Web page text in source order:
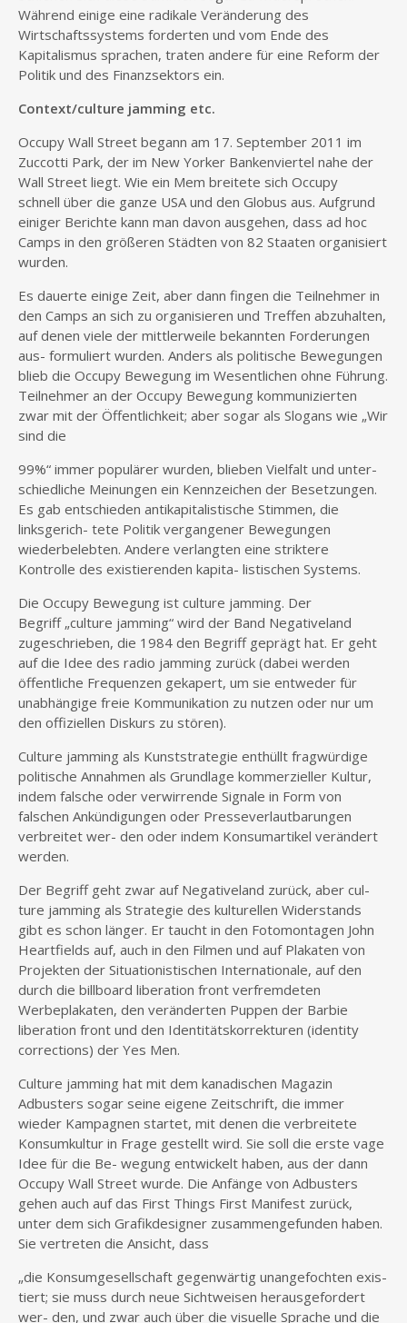
Während einige eine radikale Veränderung des
Wirtschaftssystems forderten und vom Ende des
Kapitalismus sprachen, traten andere für eine Reform der
Politik und des Finanzsektors ein.
Context/culture jamming etc.
Occupy Wall Street begann am 17. September 2011 im
Zuccotti Park, der im New Yorker Bankenviertel nahe der
Wall Street liegt. Wie ein Mem breitete sich Occupy
schnell über die ganze USA und den Globus aus. Aufgrund
einiger Berichte kann man davon ausgehen, dass ad hoc
Camps in den größeren Städten von 82 Staaten organisiert
wurden.
Es dauerte einige Zeit, aber dann fingen die Teilnehmer in
den Camps an sich zu organisieren und Treffen abzuhalten,
auf denen viele der mittlerweile bekannten Forderungen
aus- formuliert wurden. Anders als politische Bewegungen
blieb die Occupy Bewegung im Wesentlichen ohne Führung.
Teilnehmer an der Occupy Bewegung kommunizierten
zwar mit der Öffentlichkeit; aber sogar als Slogans wie „Wir
sind die
99%“ immer populärer wurden, blieben Vielfalt und unter-
schiedliche Meinungen ein Kennzeichen der Besetzungen.
Es gab entschieden antikapitalistische Stimmen, die
linksgerich- tete Politik vergangener Bewegungen
wiederbelebten. Andere verlangten eine striktere
Kontrolle des existierenden kapita- listischen Systems.
Die Occupy Bewegung ist culture jamming. Der
Begriff „culture jamming“ wird der Band Negativeland
zugeschrieben, die 1984 den Begriff geprägt hat. Er geht
auf die Idee des radio jamming zurück (dabei werden
öffentliche Frequenzen gekapert, um sie entweder für
unabhängige freie Kommunikation zu nutzen oder nur um
den offiziellen Diskurs zu stören).
Culture jamming als Kunststrategie enthüllt fragwürdige
politische Annahmen als Grundlage kommerzieller Kultur,
indem falsche oder verwirrende Signale in Form von
falschen Ankündigungen oder Presseverlautbarungen
verbreitet wer- den oder indem Konsumartikel verändert
werden.
Der Begriff geht zwar auf Negativeland zurück, aber cul-
ture jamming als Strategie des kulturellen Widerstands
gibt es schon länger. Er taucht in den Fotomontagen John
Heartfields auf, auch in den Filmen und auf Plakaten von
Projekten der Situationistischen Internationale, auf den
durch die billboard liberation front verfremdeten
Werbeplakaten, den veränderten Puppen der Barbie
liberation front und den Identitätskorrekturen (identity
corrections) der Yes Men.
Culture jamming hat mit dem kanadischen Magazin
Adbusters sogar seine eigene Zeitschrift, die immer
wieder Kampagnen startet, mit denen die verbreitete
Konsumkultur in Frage gestellt wird. Sie soll die erste vage
Idee für die Be- wegung entwickelt haben, aus der dann
Occupy Wall Street wurde. Die Anfänge von Adbusters
gehen auch auf das First Things First Manifest zurück,
unter dem sich Grafikdesigner zusammengefunden haben.
Sie vertreten die Ansicht, dass
„die Konsumgesellschaft gegenwärtig unangefochten exis-
tiert; sie muss durch neue Sichtweisen herausgefordert
wer- den, und zwar auch über die visuelle Sprache und die